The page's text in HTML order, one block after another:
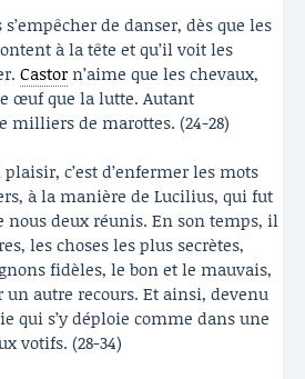
de danser, dès que les
à la tête et qu’il voit les
Castorn’aime que les chevaux,
œuf que la lutte. Autant
milliers de marottes. (24-28)
c’est d’enfermer les mots
à la manière de Lucilius, qui fut
deux réunis. En son temps, il
les choses les plus secrètes,
fidèles, le bon et le mauvais,
un autre recours. Et ainsi, devenu
qui s’y déploie comme dans une
votifs. (28-34)